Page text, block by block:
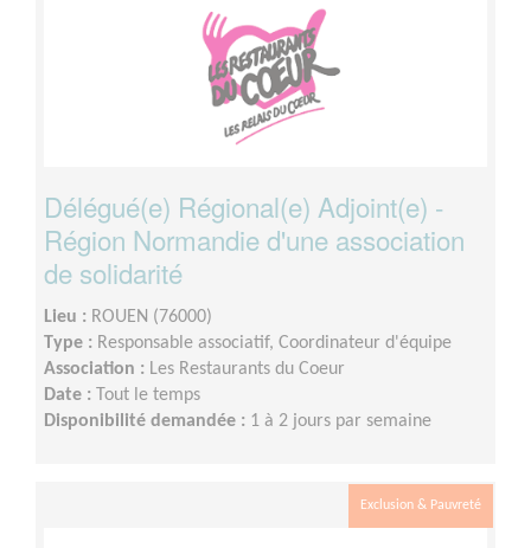
Délégué(e) Régional(e) Adjoint(e) -
Région Normandie d'une association
de solidarité
Lieu : ROUEN (76000)
Type : Responsable associatif, Coordinateur d'équipe
Association : Les Restaurants du Coeur
Date : Tout le temps
Disponibilité demandée : 1 à 2 jours par semaine
Exclusion & Pauvreté